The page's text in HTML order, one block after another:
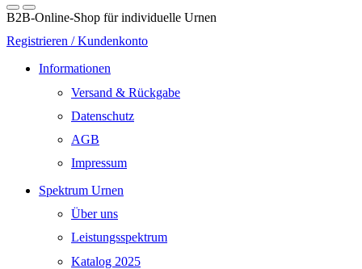
B2B-Online-Shop für individuelle Urnen
Registrieren / Kundenkonto
Informationen
Versand & Rückgabe
Datenschutz
AGB
Impressum
Spektrum Urnen
Über uns
Leistungsspektrum
Katalog 2025